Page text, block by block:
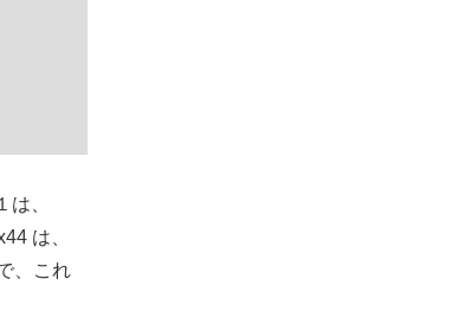
、
は、
、これ